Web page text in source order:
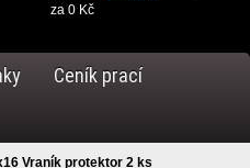
za 0 Kč
Ceník prací
Vraník protektor 2 ks